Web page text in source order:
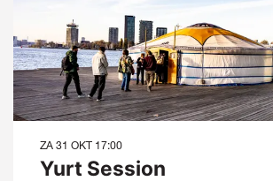
Yurt Session
ZA 31 OKT 17:00